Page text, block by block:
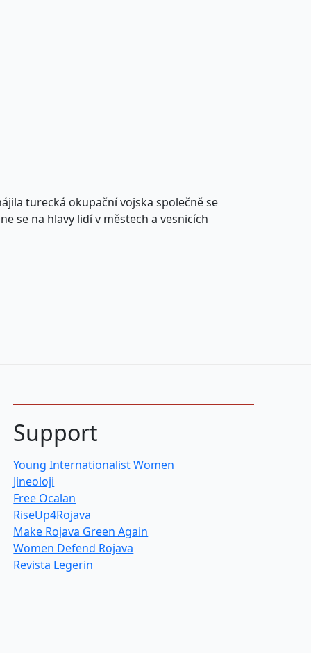
turecká okupační vojska společně se
se na hlavy lidí v městech a vesnicích
Support
Young Internationalist Women
Jineoloji
Free Ocalan
RiseUp4Rojava
Make Rojava Green Again
Women Defend Rojava
Revista Legerin